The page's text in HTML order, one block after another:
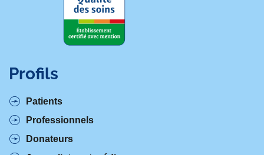
Profils
Patients
Professionnels
Donateurs